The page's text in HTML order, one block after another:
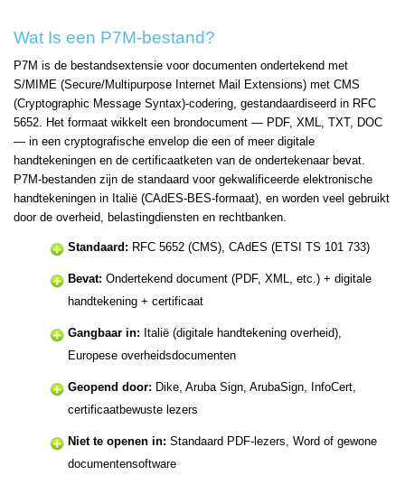
Wat Is een P7M-bestand?
P7M is de bestandsextensie voor documenten ondertekend met
S/MIME (Secure/Multipurpose Internet Mail Extensions) met CMS
(Cryptographic Message Syntax)-codering, gestandaardiseerd in RFC
5652. Het formaat wikkelt een brondocument — PDF, XML, TXT, DOC
— in een cryptografische envelop die een of meer digitale
handtekeningen en de certificaatketen van de ondertekenaar bevat.
P7M-bestanden zijn de standaard voor gekwalificeerde elektronische
handtekeningen in Italië (CAdES-BES-formaat), en worden veel gebruikt
door de overheid, belastingdiensten en rechtbanken.
Standaard: RFC 5652 (CMS), CAdES (ETSI TS 101 733)
Bevat: Ondertekend document (PDF, XML, etc.) + digitale
handtekening + certificaat
Gangbaar in: Italië (digitale handtekening overheid),
Europese overheidsdocumenten
Geopend door: Dike, Aruba Sign, ArubaSign, InfoCert,
certificaatbewuste lezers
Niet te openen in: Standaard PDF-lezers, Word of gewone
documentensoftware